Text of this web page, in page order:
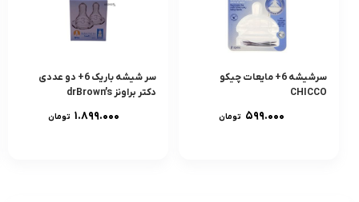
سرشيشه 6+ مایعات چیکو
CHICCO
۵۹۹.۰۰۰ تومان
سر شيشه باريک 6+ دو عددى
دکتر براونز drBrown’s
۱.۸۹۹.۰۰۰ تومان